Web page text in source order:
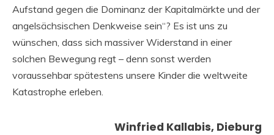
Aufstand gegen die Dominanz der Kapitalmärkte und der
angelsächsischen Denkweise sein“? Es ist uns zu
wünschen, dass sich massiver Widerstand in einer
solchen Bewegung regt – denn sonst werden
voraussehbar spätestens unsere Kinder die weltweite
Katastrophe erleben.
Winfried Kallabis, Dieburg